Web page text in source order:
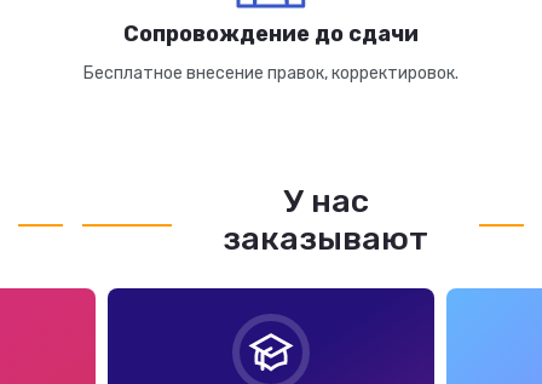
Сопровождение до сдачи
Бесплатное внесение правок, корректировок.
У нас
заказывают